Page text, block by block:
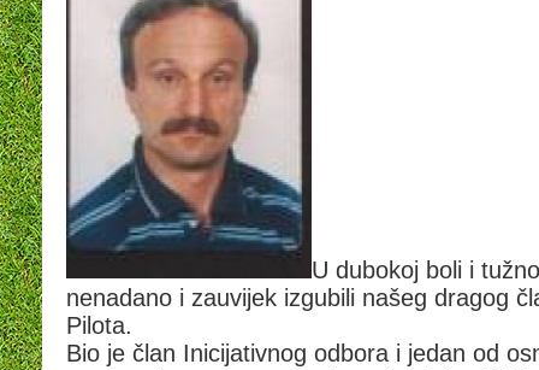
U dubokoj boli i
nenadano i zauvijek izgubili našeg dragog
Pilota.
Bio je član Inicijativnog odbora i jedan od